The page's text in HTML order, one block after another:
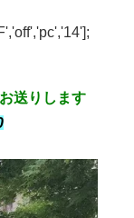
送りします